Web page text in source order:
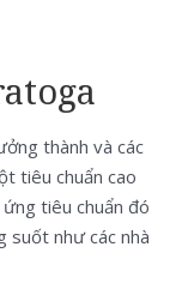
thành và các
tiêu chuẩn cao
tiêu chuẩn đó
suốt như các nhà